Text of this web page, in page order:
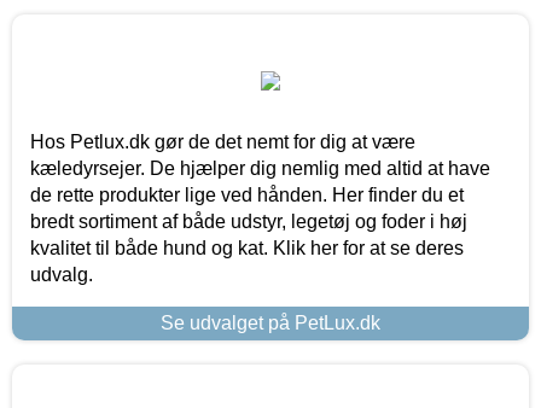
Hos Petlux.dk gør de det nemt for dig at være
kæledyrsejer. De hjælper dig nemlig med altid at have
de rette produkter lige ved hånden. Her finder du et
bredt sortiment af både udstyr, legetøj og foder i høj
kvalitet til både hund og kat. Klik her for at se deres
udvalg.
Se udvalget på PetLux.dk